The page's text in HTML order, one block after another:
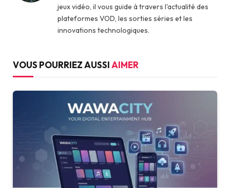
jeux vidéo, il vous guide à travers l'actualité des
plateformes VOD, les sorties séries et les
innovations technologiques.
VOUS POURRIEZ AUSSIAIMER